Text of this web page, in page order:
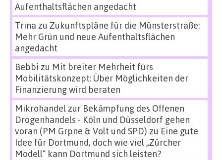
Aufenthaltsflächen angedacht
Trina zu Zukunftspläne für die Münsterstraße:
Mehr Grün und neue Aufenthaltsflächen
angedacht
Bebbi zu Mit breiter Mehrheit fürs
Mobilitätskonzept: Über Möglichkeiten der
Finanzierung wird beraten
Mikrohandel zur Bekämpfung des Offenen
Drogenhandels - Köln und Düsseldorf gehen
voran (PM Grpne & Volt und SPD) zu Eine gute
Idee für Dortmund, doch wie viel „Zürcher
Modell“ kann Dortmund sich leisten?